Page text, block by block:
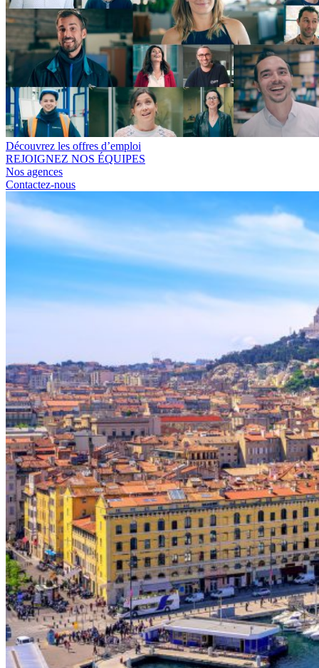
Découvrez les offres d’emploi
REJOIGNEZ NOS ÉQUIPES
Nos agences
Contactez-nous